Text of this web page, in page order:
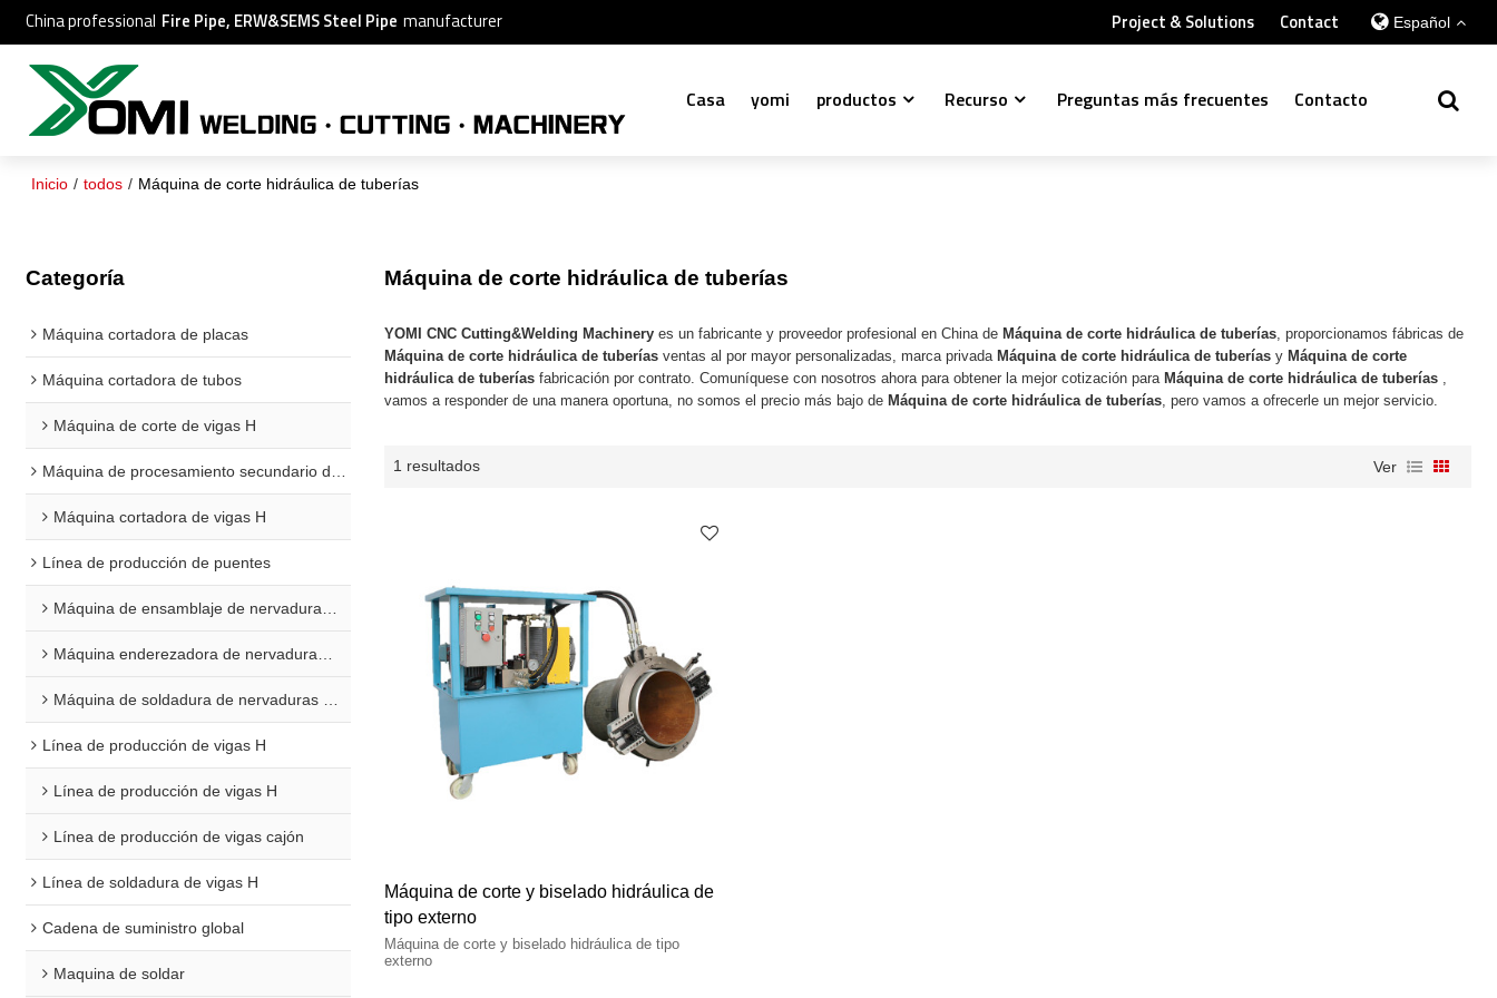
China professional Fire Pipe, ERW&SEMS Steel Pipe manufacturer Project & Solutions Contact Español
Casa yomi productos Recurso Preguntas más frecuentes Contacto
Inicio / todos / Máquina de corte hidráulica de tuberías
Categoría
Máquina cortadora de placas
Máquina cortadora de tubos
Máquina de corte de vigas H
Máquina de procesamiento secundario de vigas H
Máquina cortadora de vigas H
Línea de producción de puentes
Máquina de ensamblaje de nervaduras en U
Máquina enderezadora de nervaduras en U
Máquina de soldadura de nervaduras en U
Línea de producción de vigas H
Línea de producción de vigas H
Línea de producción de vigas cajón
Línea de soldadura de vigas H
Cadena de suministro global
Maquina de soldar
Máquina de corte hidráulica de tuberías
YOMI CNC Cutting&Welding Machinery es un fabricante y proveedor profesional en China deMáquina de corte hidráulica de tuberías , proporcionamos fábricas de
Máquina de corte hidráulica de tuberías ventas al por mayor personalizadas, marca privadaMáquina de corte hidráulica de tuberías yMáquina de corte
hidráulica de tuberías fabricación por contrato. Comuníquese con nosotros ahora para obtener la mejor cotización paraMáquina de corte hidráulica de tuberías
vamos a responder de una manera oportuna, no somos el precio más bajo deMáquina de corte hidráulica de tuberías , pero vamos a ofrecerle un mejor servicio.
1 resultados Ver
Máquina de corte y biselado hidráulica de
tipo externo
Máquina de corte y biselado hidráulica de tipo
externo